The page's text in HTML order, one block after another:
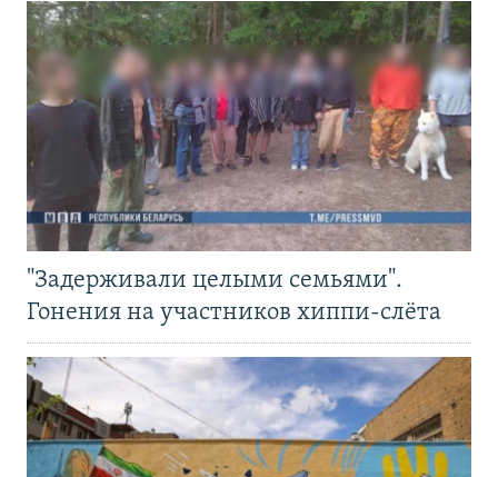
"Задерживали целыми семьями".
Гонения на участников хиппи-слёта